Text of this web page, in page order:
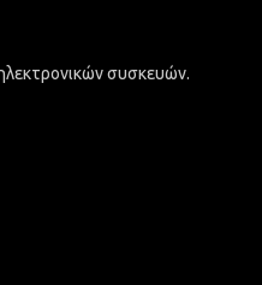
συσκευών.